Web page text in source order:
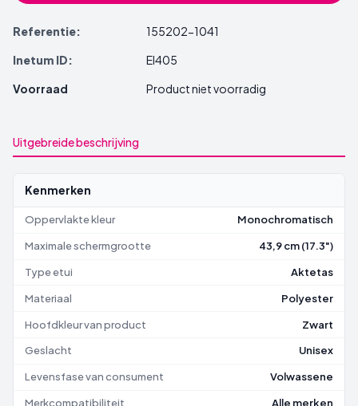
Referentie:
155202-1041
Inetum ID:
EI405
Voorraad
Product niet voorradig
Uitgebreide beschrijving
Kenmerken
Oppervlakte kleur Monochromatisch
Maximale schermgrootte 43,9 cm (17.3")
Type etui Aktetas
Materiaal Polyester
Hoofdkleur van product Zwart
Geslacht Unisex
Levensfase van consument Volwassene
Merkcompatibiliteit Alle merken